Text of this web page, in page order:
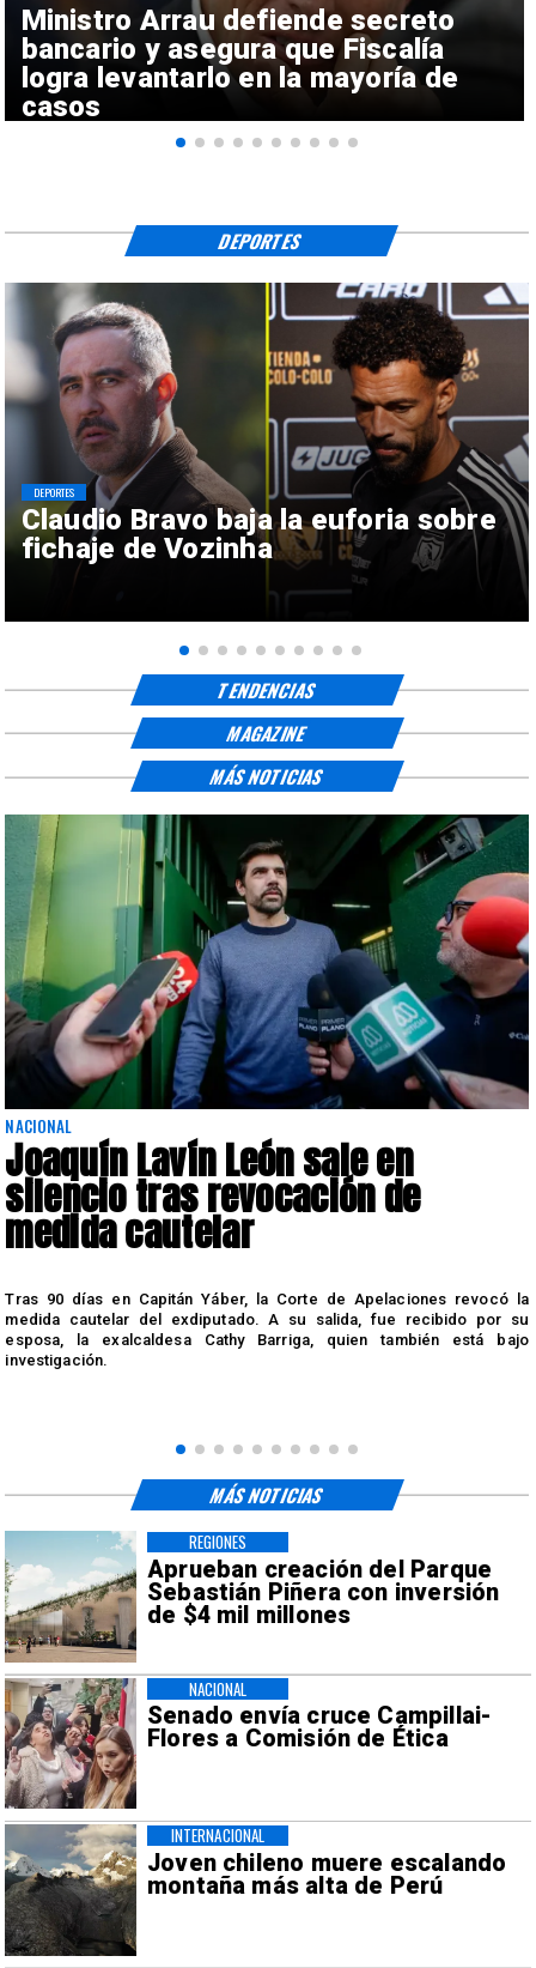
Ministro Arrau defiende secreto
bancario y asegura que Fiscalía
logra levantarlo en la mayoría de
casos
Claudio Bravo baja la euforia sobre
fichaje de Vozinha
DEPORTES
DEPORTES
TENDENCIAS
MAGAZINE
NACIONAL
Joaquín Lavín León sale en
silencio tras revocación de
medida cautelar
Tras 90 días en Capitán Yáber, la Corte de Apelaciones revocó la
medida cautelar del exdiputado. A su salida, fue recibido por su
esposa, la exalcaldesa Cathy Barriga, quien también está bajo
investigación.
MÁS NOTICIAS
Aprueban creación del Parque
Sebastián Piñera con inversión
de $4 mil millones
REGIONES
Senado envía cruce Campillai-
Flores a Comisión de Ética
NACIONAL
Joven chileno muere escalando
montaña más alta de Perú
INTERNACIONAL
MÁS NOTICIAS